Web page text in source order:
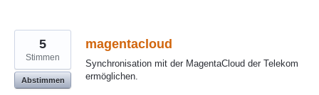
magentacloud
Synchronisation mit der MagentaCloud der Telekom
ermöglichen.
5
Stimmen
Abstimmen